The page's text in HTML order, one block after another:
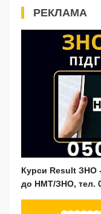
РЕКЛАМА
Курси Result ЗНО -
до НМТ/ЗНО, тел.